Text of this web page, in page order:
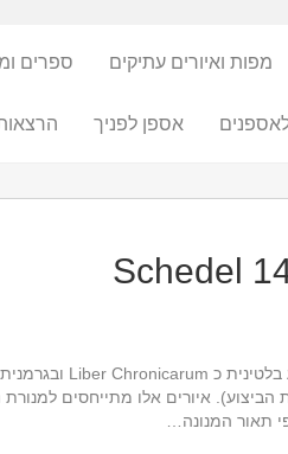
מפות ואיורים עתיקים ספרים
אספן לפניך
איורים אלו מתייחסים
תאור המנונה…